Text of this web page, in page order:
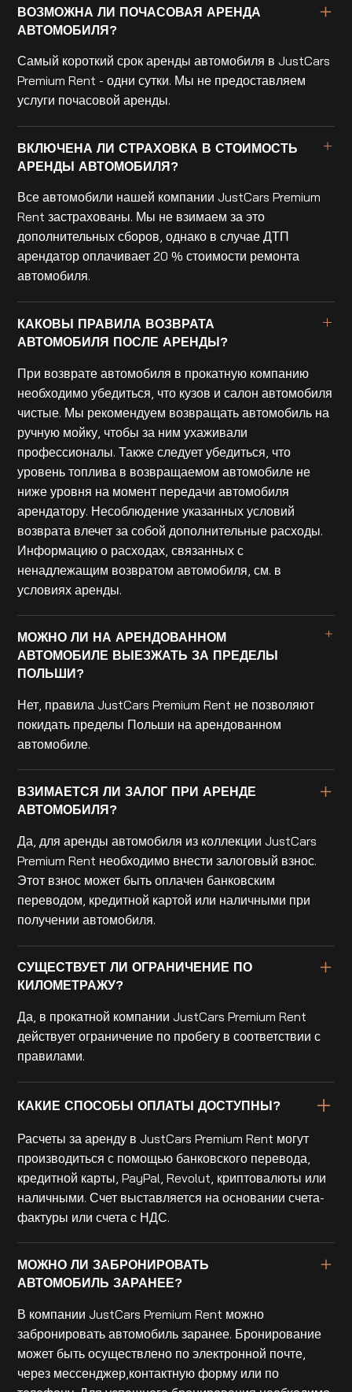
ВОЗМОЖНА ЛИ ПОЧАСОВАЯ АРЕНДА
АВТОМОБИЛЯ?
Самый короткий срок аренды автомобиля в JustCars
Premium Rent - одни сутки. Мы не предоставляем
услуги почасовой аренды.
ВКЛЮЧЕНА ЛИ СТРАХОВКА В СТОИМОСТЬ
АРЕНДЫ АВТОМОБИЛЯ?
Все автомобили нашей компании JustCars Premium
Rent застрахованы. Мы не взимаем за это
дополнительных сборов, однако в случае ДТП
арендатор оплачивает 20 % стоимости ремонта
автомобиля.
КАКОВЫ ПРАВИЛА ВОЗВРАТА
АВТОМОБИЛЯ ПОСЛЕ АРЕНДЫ?
При возврате автомобиля в прокатную компанию
необходимо убедиться, что кузов и салон автомобиля
чистые. Мы рекомендуем возвращать автомобиль на
ручную мойку, чтобы за ним ухаживали
профессионалы. Также следует убедиться, что
уровень топлива в возвращаемом автомобиле не
ниже уровня на момент передачи автомобиля
арендатору. Несоблюдение указанных условий
возврата влечет за собой дополнительные расходы.
Информацию о расходах, связанных с
ненадлежащим возвратом автомобиля, см. в
условиях аренды.
МОЖНО ЛИ НА АРЕНДОВАННОМ
АВТОМОБИЛЕ ВЫЕЗЖАТЬ ЗА ПРЕДЕЛЫ
ПОЛЬШИ?
Нет, правила JustCars Premium Rent не позволяют
покидать пределы Польши на арендованном
автомобиле.
ВЗИМАЕТСЯ ЛИ ЗАЛОГ ПРИ АРЕНДЕ
АВТОМОБИЛЯ?
Да, для аренды автомобиля из коллекции JustCars
Premium Rent необходимо внести залоговый взнос.
Этот взнос может быть оплачен банковским
переводом, кредитной картой или наличными при
получении автомобиля.
СУЩЕСТВУЕТ ЛИ ОГРАНИЧЕНИЕ ПО
КИЛОМЕТРАЖУ?
Да, в прокатной компании JustCars Premium Rent
действует ограничение по пробегу в соответствии с
правилами.
КАКИЕ СПОСОБЫ ОПЛАТЫ ДОСТУПНЫ?
Расчеты за аренду в JustCars Premium Rent могут
производиться с помощью банковского перевода,
кредитной карты, PayPal, Revolut, криптовалюты или
наличными. Счет выставляется на основании счета-
фактуры или счета с НДС.
МОЖНО ЛИ ЗАБРОНИРОВАТЬ
АВТОМОБИЛЬ ЗАРАНЕЕ?
В компании JustCars Premium Rent можно
забронировать автомобиль заранее. Бронирование
может быть осуществлено по электронной почте,
через мессенджер,контактную форму или по